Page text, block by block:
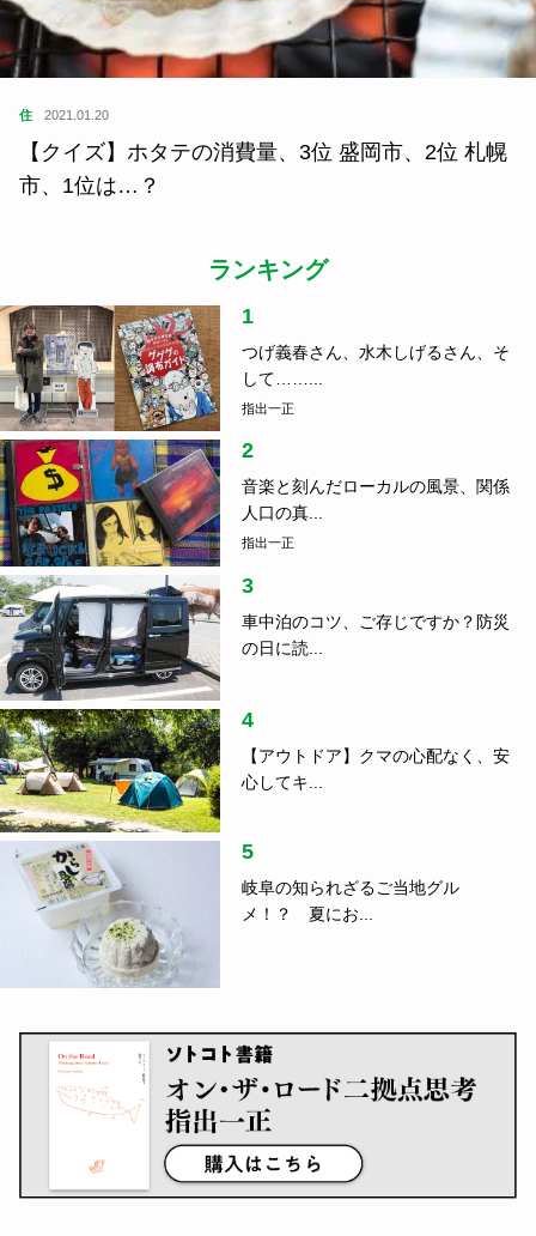
住 2021.01.20
【クイズ】ホタテの消費量、3位 盛岡市、2位 札幌
市、1位は…？
ランキング
1
つげ義春さん、水木しげるさん、そ
して……...
指出一正
2
音楽と刻んだローカルの風景、関係
人口の真...
指出一正
3
車中泊のコツ、ご存じですか？防災
の日に読...
4
【アウトドア】クマの心配なく、安
心してキ...
5
岐阜の知られざるご当地グル
メ！？ 夏にお...